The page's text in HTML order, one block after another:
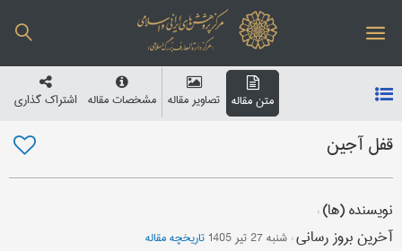
متن مقاله تصاویر مقاله مشخصات مقاله اشتراک گذاری
قفل آجین
نویسنده (ها):
آخرین بروز رسانی: شنبه 27 تیر 1405 تاریخچه مقاله